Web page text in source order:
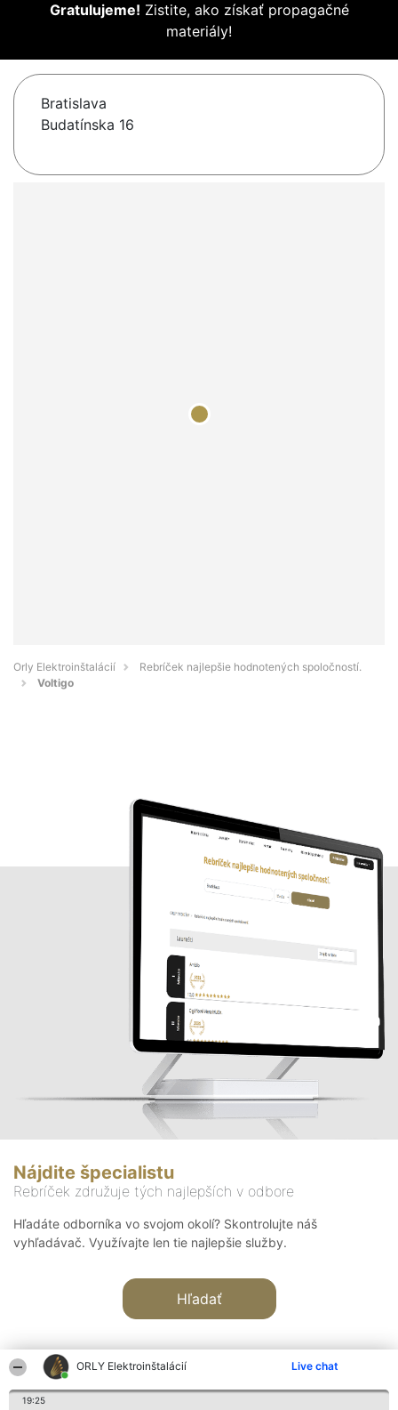
ORLY Elektroinštalácií Live chat
19:25
Gratulujeme! Zistite, ako získať propagačné
materiály!
Bratislava
Budatínska 16
Orly Elektroinštalácií
Rebríček najlepšie hodnotených spoločností.
Voltigo
Nájdite špecialistu
Rebríček združuje tých najlepších v odbore
Hľadáte odborníka vo svojom okolí? Skontrolujte náš
vyhľadávač. Využívajte len tie najlepšie služby.
Hľadať